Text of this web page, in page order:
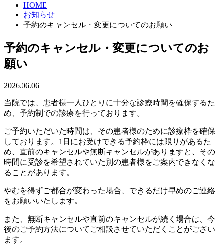
HOME
お知らせ
予約のキャンセル・変更についてのお願い
予約のキャンセル・変更についてのお
願い
2026.06.06
当院では、患者様一人ひとりに十分な診療時間を確保するた
め、予約制での診療を行っております。
ご予約いただいた時間は、その患者様のために診療枠を確保
しております。1日にお受けできる予約枠には限りがあるた
め、直前のキャンセルや無断キャンセルがありますと、その
時間に受診を希望されていた別の患者様をご案内できなくな
ることがあります。
やむを得ずご都合が変わった場合、できるだけ早めのご連絡
をお願いいたします。
また、無断キャンセルや直前のキャンセルが続く場合は、今
後のご予約方法についてご相談させていただくことがござい
ます。